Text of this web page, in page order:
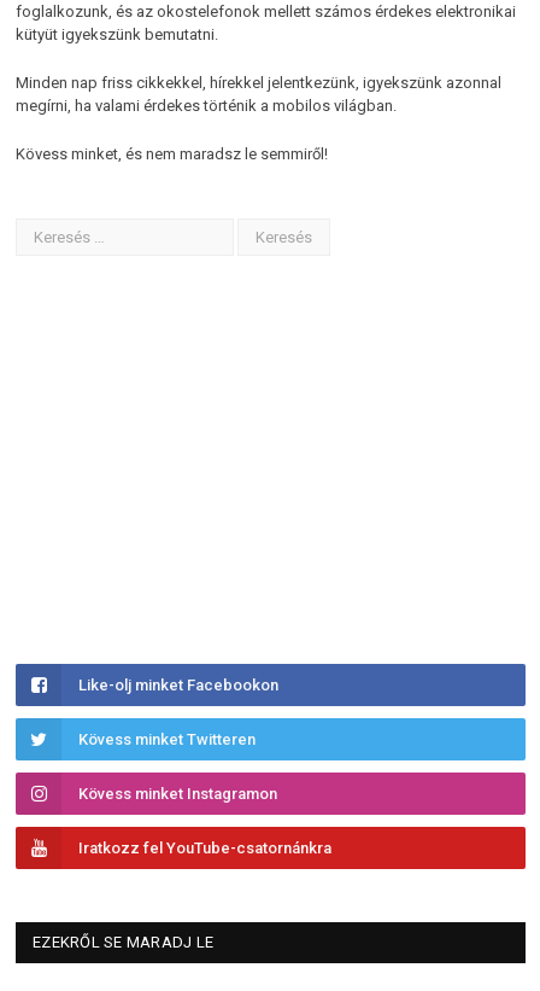
foglalkozunk, és az okostelefonok mellett számos érdekes elektronikai
kütyüt igyekszünk bemutatni.
Minden nap friss cikkekkel, hírekkel jelentkezünk, igyekszünk azonnal
megírni, ha valami érdekes történik a mobilos világban.
Kövess minket, és nem maradsz le semmiről!
Like-olj minket Facebookon
Kövess minket Twitteren
Kövess minket Instagramon
Iratkozz fel YouTube-csatornánkra
EZEKRŐL SE MARADJ LE